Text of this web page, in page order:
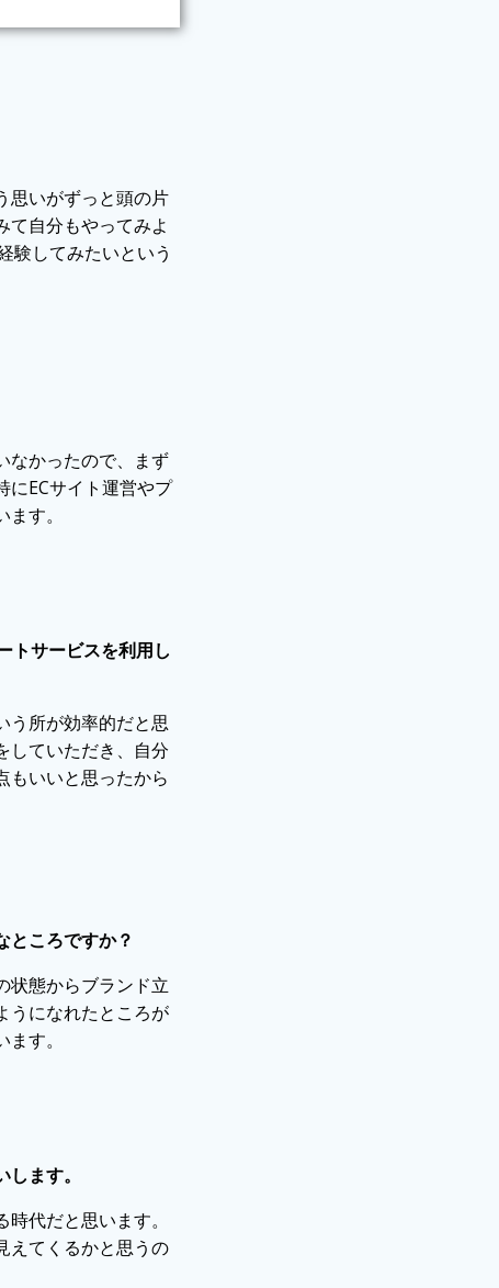
思いがずっと頭の片
て自分もやってみよ
験してみたいという
なかったので、まず
にECサイト運営やプ
す。
トサービスを利用し
う所が効率的だと思
していただき、自分
もいいと思ったから
ところですか？
状態からブランド立
うになれたところが
す。
ます。
代だと思います。
えてくるかと思うの